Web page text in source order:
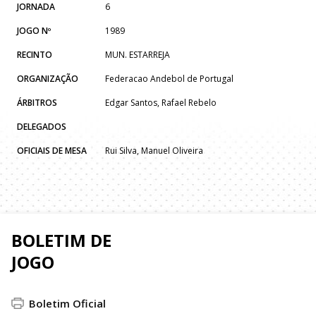
JORNADA
6
JOGO Nº
1989
RECINTO
MUN. ESTARREJA
ORGANIZAÇÃO
Federacao Andebol de Portugal
ÁRBITROS
Edgar Santos, Rafael Rebelo
DELEGADOS
OFICIAIS DE MESA
Rui Silva, Manuel Oliveira
BOLETIM DE
JOGO
Boletim Oficial